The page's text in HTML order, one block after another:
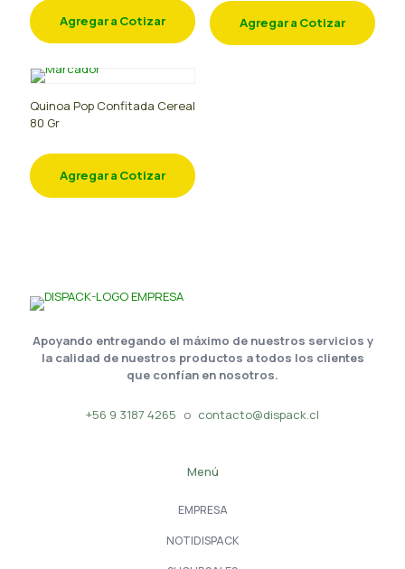
Agregar a Cotizar Agregar a Cotizar
Quinoa Pop Confitada Cereal
80 Gr
Agregar a Cotizar
Apoyando entregando el máximo de nuestros servicios y
la calidad de nuestros productos a todos los clientes
que confían en nosotros.
+56 9 3187 4265 o contacto@dispack.cl
Menú
EMPRESA
NOTIDISPACK